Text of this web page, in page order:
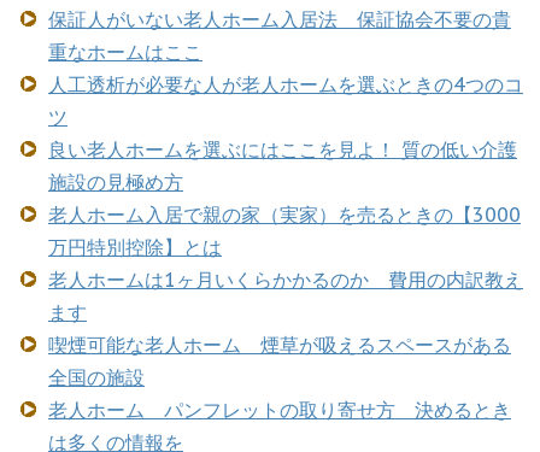
保証人がいない老人ホーム入居法 保証協会不要の貴
重なホームはここ
人工透析が必要な人が老人ホームを選ぶときの4つのコ
ツ
良い老人ホームを選ぶにはここを見よ！ 質の低い介護
施設の見極め方
老人ホーム入居で親の家（実家）を売るときの【3000
万円特別控除】とは
老人ホームは1ヶ月いくらかかるのか 費用の内訳教え
ます
喫煙可能な老人ホーム 煙草が吸えるスペースがある
全国の施設
老人ホーム パンフレットの取り寄せ方 決めるとき
は多くの情報を